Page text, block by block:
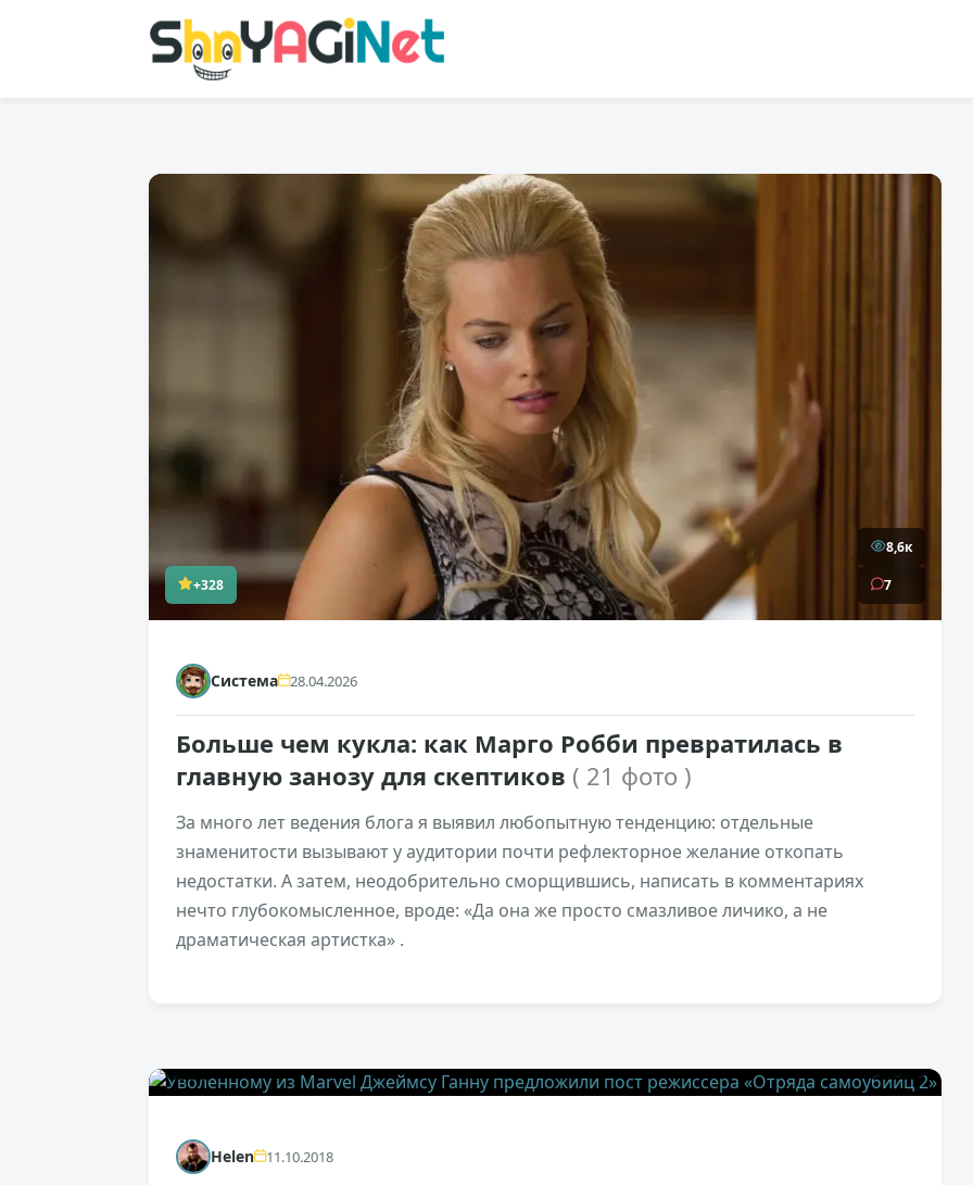
+328
8,6к
7
Система 28.04.2026
Больше чем кукла: как Марго Робби превратилась в
главную занозу для скептиков ( 21 фото )
За много лет ведения блога я выявил любопытную тенденцию: отдельные
знаменитости вызывают у аудитории почти рефлекторное желание откопать
недостатки. А затем, неодобрительно сморщившись, написать в комментариях
нечто глубокомысленное, вроде: «Да она же просто смазливое личико, а не
драматическая артистка» .
Helen 11.10.2018